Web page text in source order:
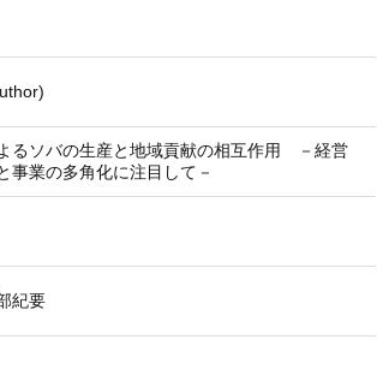
るソバの生産と地域貢献の相互作用 －経営
事業の多角化に注目して－
紀要